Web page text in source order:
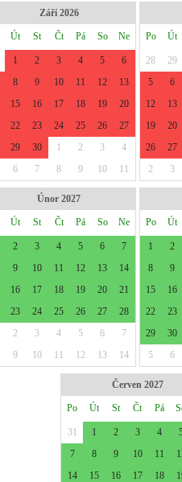
Září 2026
Út St Čt Pá So Ne
1 2 3 4 5
6
8 9 10 11 12
13
15 16 17 18 19
20
22 23 24 25 26
27
29 30 1 2 3
4
6 7 8 9 10 11
Po Út
28
29
5
6
12
13
19
20
26
27
2
3
Únor 2027
Út St Čt Pá So Ne
2 3 4 5 6
7
9 10 11 12 13
14
16 17 18 19 20
21
23 24 25 26 27
28
2 3 4 5 6
7
9 10 11 12 13 14
Po Út
1
2
8
9
15
16
22
23
29
30
5
6
Červen 2027
Po Út St Čt Pá
31 1 2 3 4
7
8 9 10 11
14
15 16 17 18